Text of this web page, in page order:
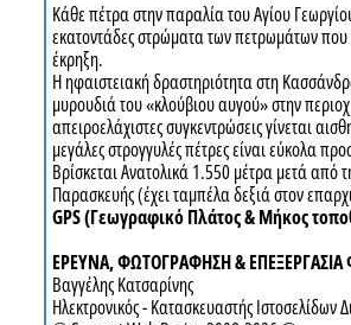
Κάθε πέτρα στην παραλία του Αγίου
εκατοντάδες στρώματα των πετρωμάτων
έκρηξη.
Η ηφαιστειακή δραστηριότητα στη
μυρουδιά του «κλούβιου αυγού» στην
απειροελάχιστες συγκεντρώσεις γίνεται
μεγάλες στρογγυλές πέτρες είναι εύκολα
Βρίσκεται Ανατολικά 1.550 μέτρα μετά από
Παρασκευής (έχει ταμπέλα δεξιά στον
GPS (Γεωγραφικό Πλάτος & Μήκος
ΕΡΕΥΝΑ, ΦΩΤΟΓΡΑΦΗΣΗ &
Βαγγέλης Κατσαρίνης
Ηλεκτρονικός - Κατασκευαστής Ιστοσελίδων